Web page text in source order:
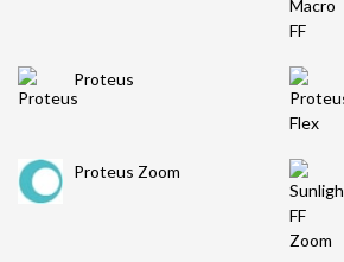
Proteus
Proteus Zoom